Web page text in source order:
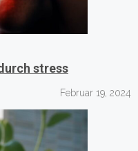
stress
Februar 19, 2024